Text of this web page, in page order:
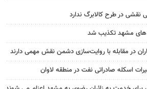
در طرح کالابرگ ندارد
مشهد تکذیب شد
در مقابله با روایت‌سازی دشمن نقش مهمی دارند
اسکله صادراتی نفت در منطقه لاوان